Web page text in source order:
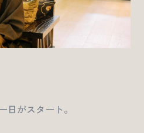
日がスタート。